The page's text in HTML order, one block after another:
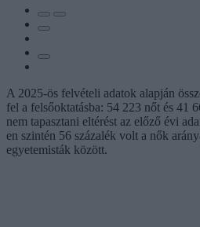
A 2025-ös felvételi adatok alapján
fel a felsőoktatásba: 54 223 nőt és 41
nem tapasztani eltérést az előző évi
en szintén 56 százalék volt a nők
egyetemisták között.